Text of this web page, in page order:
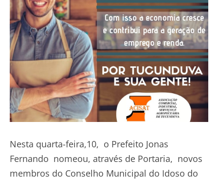
Nesta quarta-feira,10, o Prefeito Jonas
Fernando nomeou, através de Portaria, novos
membros do Conselho Municipal do Idoso do